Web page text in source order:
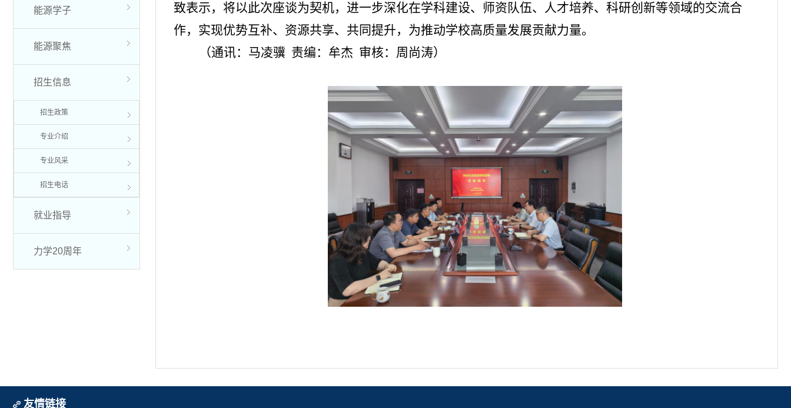
能源学子
能源聚焦
招生信息
招生政策
专业介绍
专业风采
招生电话
就业指导
力学20周年
致表示，将以此次座谈为契机，进一步深化在学科建设、师资队伍、人才培养、科研创新等领域的交流合
作，实现优势互补、资源共享、共同提升，为推动学校高质量发展贡献力量。
（通讯：马凌骥 责编：牟杰 审核：周尚涛）
友情链接